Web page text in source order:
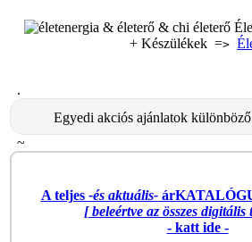
+ Készülékek =>
.
Egyedi akciós ajánlatok
~
A teljes -és aktuális-
[ beleértve az összes digitális
- katt ide -